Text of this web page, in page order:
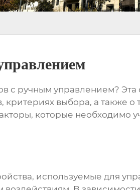
ручным управлением? Эта
выбора, а также о
которые необходимо
используемые для